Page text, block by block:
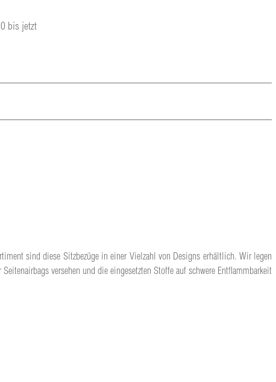
bis jetzt
sind diese Sitzbezüge in einer Vielzahl von Designs erhältlich. Wir legen
versehen und die eingesetzten Stoffe auf schwere Entflammbarkeit